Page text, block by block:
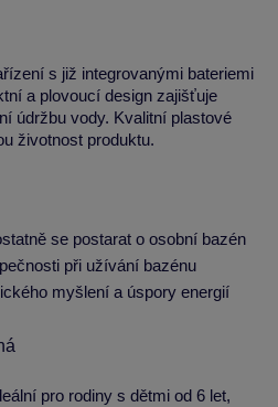
s již integrovanými bateriemi
a plovoucí design zajišťuje
údržbu vody. Kvalitní plastové
životnost produktu.
se postarat o osobní bazén
při užívání bazénu
myšlení a úspory energií
pro rodiny s dětmi od 6 let,